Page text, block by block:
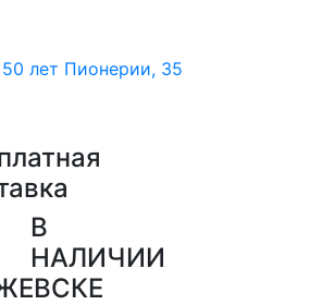
лет Пионерии, 35
В
НАЛИЧИИ